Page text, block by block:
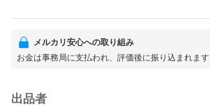
メルカリ安心への取り組み
お金は事務局に支払われ、評価後に振り込まれます
出品者